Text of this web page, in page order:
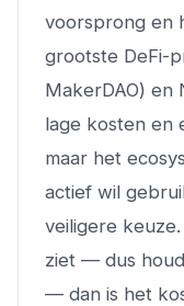
voorsprong en
grootste DeFi-
MakerDAO) en
lage kosten en
maar het
actief wil
veiligere
ziet — dus
— dan is het